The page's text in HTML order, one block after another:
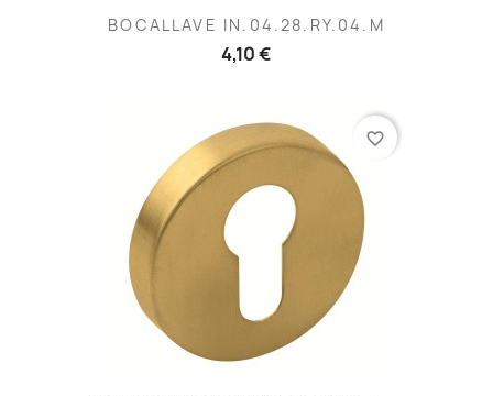
BOCALLAVE IN.04.28.RY.04.M
4,10 €
favorite_border